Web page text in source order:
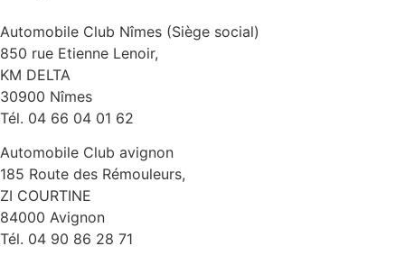
Automobile Club Nîmes (Siège social)
850 rue Etienne Lenoir,
KM DELTA
30900 Nîmes
Tél. 04 66 04 01 62
Automobile Club avignon
185 Route des Rémouleurs,
ZI COURTINE
84000 Avignon
Tél. 04 90 86 28 71